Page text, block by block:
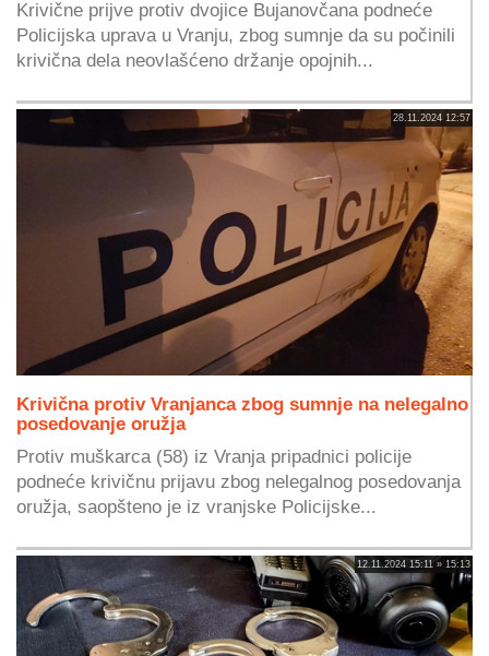
Krivične prijve protiv dvojice Bujanovčana podneće
Policijska uprava u Vranju, zbog sumnje da su počinili
krivična dela neovlašćeno držanje opojnih...
28.11.2024 12:57
Krivična protiv Vranjanca zbog sumnje na nelegalno
posedovanje oružja
Protiv muškarca (58) iz Vranja pripadnici policije
podneće krivičnu prijavu zbog nelegalnog posedovanja
oružja, saopšteno je iz vranjske Policijske...
12.11.2024 15:11 » 15:13